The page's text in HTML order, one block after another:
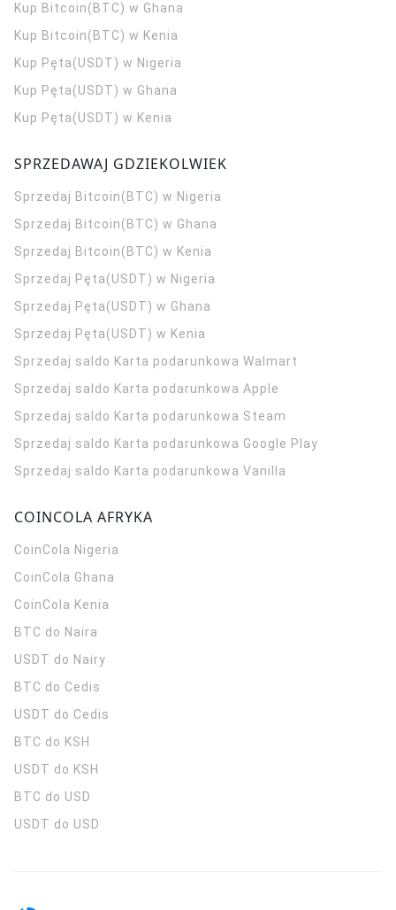
Kup Bitcoin(BTC) w Ghana
Kup Bitcoin(BTC) w Kenia
Kup Pęta(USDT) w Nigeria
Kup Pęta(USDT) w Ghana
Kup Pęta(USDT) w Kenia
SPRZEDAWAJ GDZIEKOLWIEK
Sprzedaj Bitcoin(BTC) w Nigeria
Sprzedaj Bitcoin(BTC) w Ghana
Sprzedaj Bitcoin(BTC) w Kenia
Sprzedaj Pęta(USDT) w Nigeria
Sprzedaj Pęta(USDT) w Ghana
Sprzedaj Pęta(USDT) w Kenia
Sprzedaj saldo Karta podarunkowa Walmart
Sprzedaj saldo Karta podarunkowa Apple
Sprzedaj saldo Karta podarunkowa Steam
Sprzedaj saldo Karta podarunkowa Google Play
Sprzedaj saldo Karta podarunkowa Vanilla
COINCOLA AFRYKA
CoinCola Nigeria
CoinCola Ghana
CoinCola Kenia
BTC do Naira
USDT do Nairy
BTC do Cedis
USDT do Cedis
BTC do KSH
USDT do KSH
BTC do USD
USDT do USD